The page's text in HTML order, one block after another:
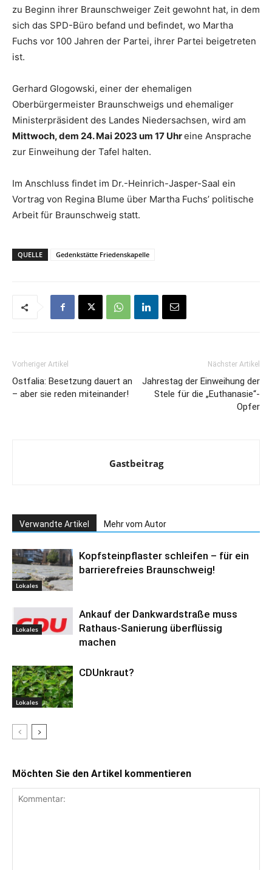
zu Beginn ihrer Braunschweiger Zeit gewohnt hat, in dem
sich das SPD-Büro befand und befindet, wo Martha
Fuchs vor 100 Jahren der Partei, ihrer Partei beigetreten
ist.
Gerhard Glogowski, einer der ehemaligen
Oberbürgermeister Braunschweigs und ehemaliger
Ministerpräsident des Landes Niedersachsen, wird am
Mittwoch, dem 24. Mai 2023 um 17 Uhreine Ansprache
zur Einweihung der Tafel halten.
Im Anschluss findet im Dr.-Heinrich-Jasper-Saal ein
Vortrag von Regina Blume über Martha Fuchs’ politische
Arbeit für Braunschweig statt.
QUELLE Gedenkstätte Friedenskapelle
Vorheriger Artikel
Ostfalia: Besetzung dauert an
– aber sie reden miteinander!
Nächster Artikel
Jahrestag der Einweihung der
Stele für die „Euthanasie“-
Opfer
Gastbeitrag
Verwandte Artikel Mehr vom Autor
Lokales
Kopfsteinpflaster schleifen – für ein
barrierefreies Braunschweig!
Lokales
Ankauf der Dankwardstraße muss
Rathaus-Sanierung überflüssig
machen
Lokales
CDUnkraut?
Möchten Sie den Artikel kommentieren